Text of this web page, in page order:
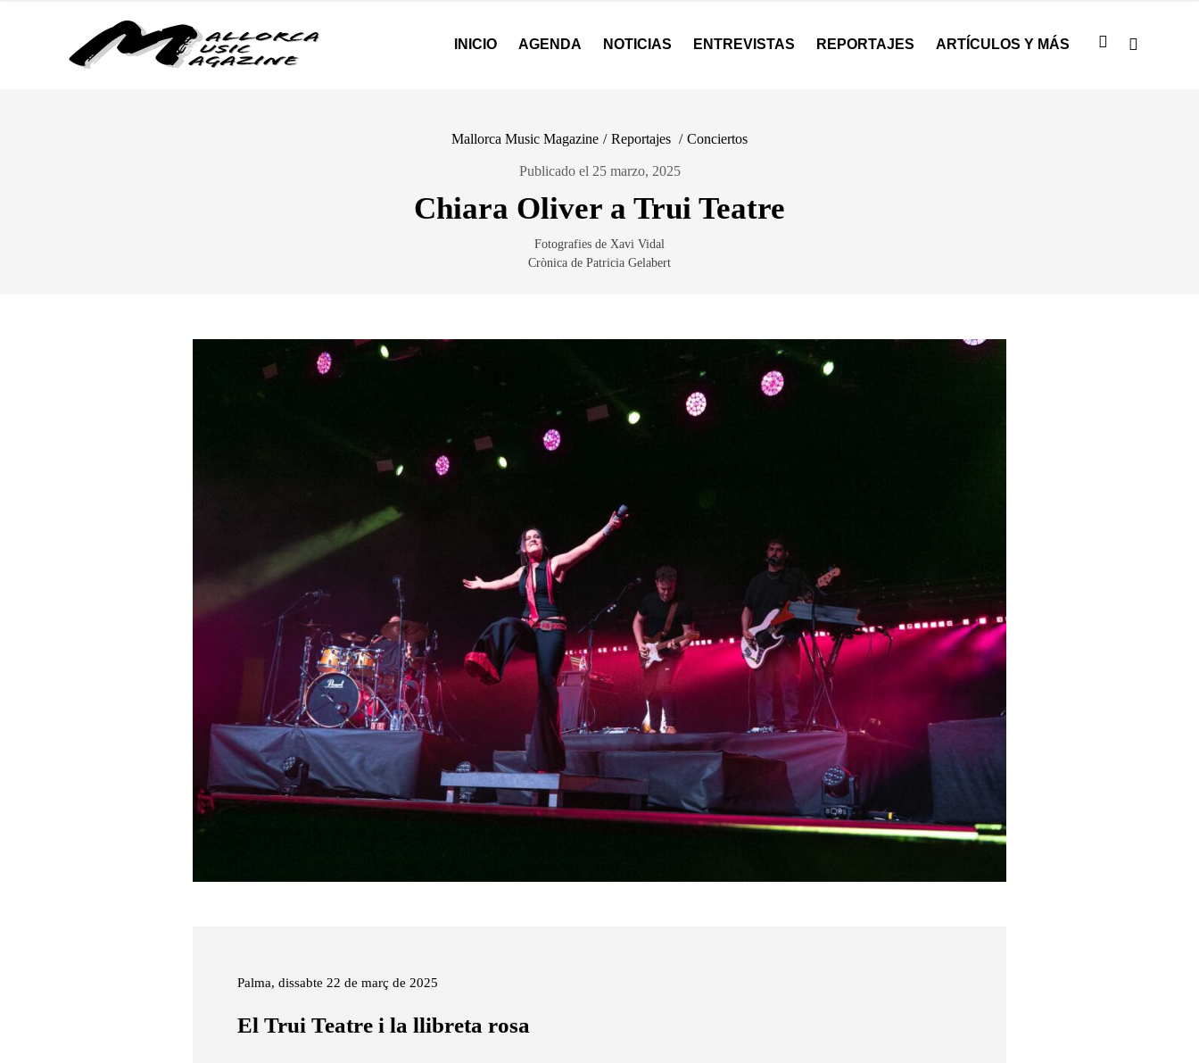
INICIO AGENDA NOTICIAS ENTREVISTAS REPORTAJES ARTÍCULOS Y MÁS
Mallorca Music Magazine / Reportajes / Conciertos
Publicado el 25 marzo, 2025
Chiara Oliver a Trui Teatre
Fotografies de Xavi Vidal
Crònica de Patricia Gelabert
Palma, dissabte 22 de març de 2025
El Trui Teatre i la llibreta rosa